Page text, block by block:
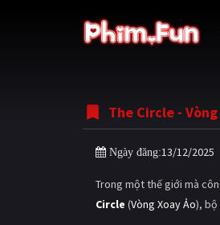
The Circle -
Ngày đăng:13/12/2025
Trong một thế giới mà
Circle (Vòng Xoay Ảo), bộ